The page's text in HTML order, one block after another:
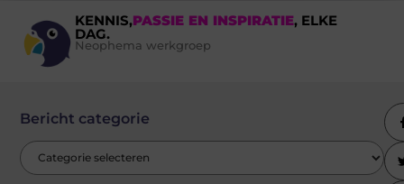
KENNIS,PASSIE EN INSPIRATIE, ELKE
DAG.
Neophema werkgroep
Bericht categorie